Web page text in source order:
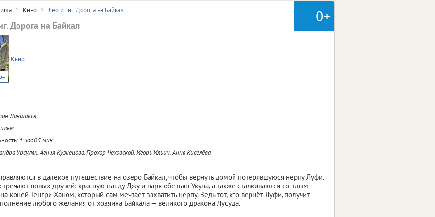
0+
Кино Лео и Тиг. Дорога на Байкал
Дорога на Байкал
0+
Кино
Ланшаков
1 час 05 мин.
Урсуляк, Агния Кузнецова, Прохор Чеховской, Игорь Ильин, Анна Киселёва
в далёкое путешествие на озеро Байкал, чтобы вернуть домой потерявшуюся нерпу Луфи.
новых друзей: красную панду Джу и царя обезьян Укуна, а также сталкиваются со злым
коней Тенгри-Ханом, который сам мечтает захватить нерпу. Ведь тот, кто вернёт Луфи, получит
любого желания от хозяина Байкала — великого дракона Лусуда.